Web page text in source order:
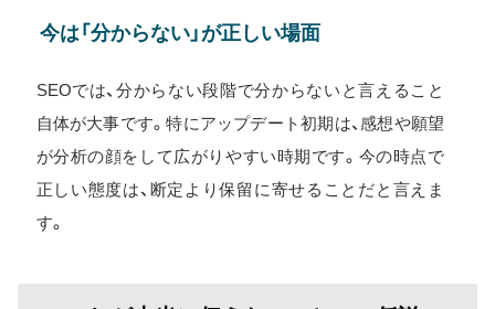
今は「分からない」が正しい場面
SEOでは、分からない段階で分からないと言えること
自体が大事です。特にアップデート初期は、感想や願望
が分析の顔をして広がりやすい時期です。今の時点で
正しい態度は、断定より保留に寄せることだと言えま
す。